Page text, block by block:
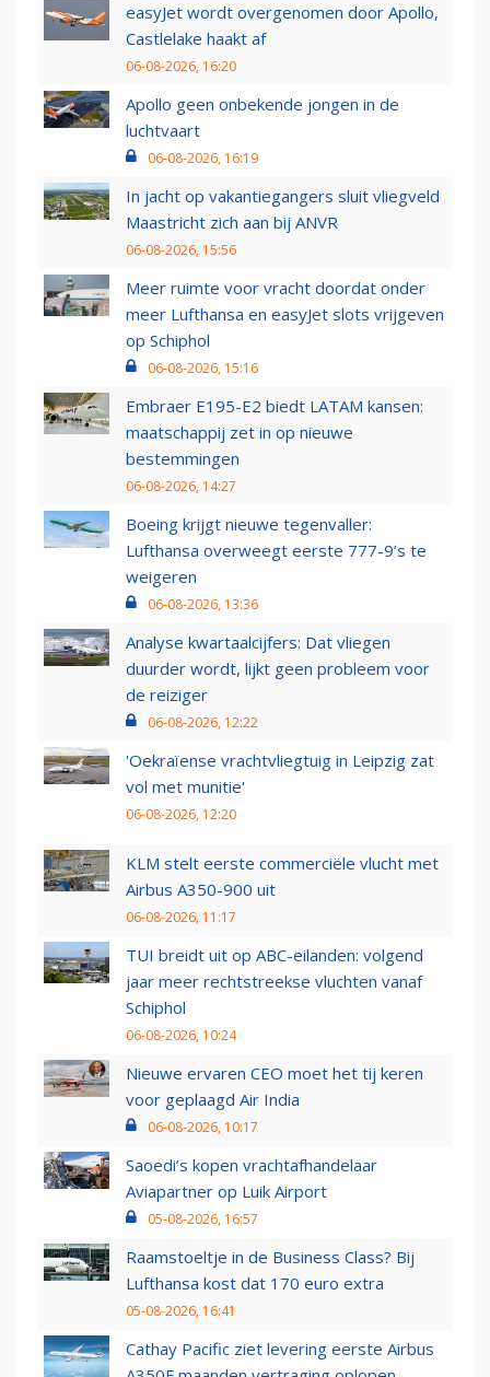
easyJet wordt overgenomen door Apollo,
Castlelake haakt af
06-08-2026, 16:20
Apollo geen onbekende jongen in de
luchtvaart
06-08-2026, 16:19
In jacht op vakantiegangers sluit vliegveld
Maastricht zich aan bij ANVR
06-08-2026, 15:56
Meer ruimte voor vracht doordat onder
meer Lufthansa en easyJet slots vrijgeven
op Schiphol
06-08-2026, 15:16
Embraer E195-E2 biedt LATAM kansen:
maatschappij zet in op nieuwe
bestemmingen
06-08-2026, 14:27
Boeing krijgt nieuwe tegenvaller:
Lufthansa overweegt eerste 777-9’s te
weigeren
06-08-2026, 13:36
Analyse kwartaalcijfers: Dat vliegen
duurder wordt, lijkt geen probleem voor
de reiziger
06-08-2026, 12:22
'Oekraïense vrachtvliegtuig in Leipzig zat
vol met munitie'
06-08-2026, 12:20
KLM stelt eerste commerciële vlucht met
Airbus A350-900 uit
06-08-2026, 11:17
TUI breidt uit op ABC-eilanden: volgend
jaar meer rechtstreekse vluchten vanaf
Schiphol
06-08-2026, 10:24
Nieuwe ervaren CEO moet het tij keren
voor geplaagd Air India
06-08-2026, 10:17
Saoedi’s kopen vrachtafhandelaar
Aviapartner op Luik Airport
05-08-2026, 16:57
Raamstoeltje in de Business Class? Bij
Lufthansa kost dat 170 euro extra
05-08-2026, 16:41
Cathay Pacific ziet levering eerste Airbus